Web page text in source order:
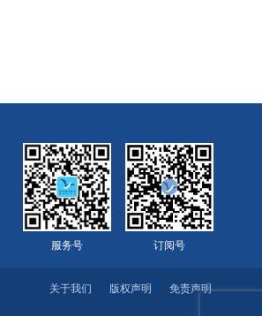
订阅号
服务号
免责声明
版权声明
关于我们